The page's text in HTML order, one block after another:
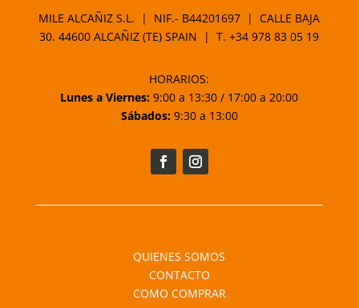
MILE ALCAÑIZ S.L. | NIF.- B44201697 | CALLE BAJA
30. 44600 ALCAÑIZ (TE) SPAIN | T.+34 978 83 05 19
HORARIOS:
Lunes a Viernes: 9:00 a 13:30 / 17:00 a 20:00
Sábados:9:30 a 13:00
QUIENES SOMOS
CONTACTO
COMO COMPRAR